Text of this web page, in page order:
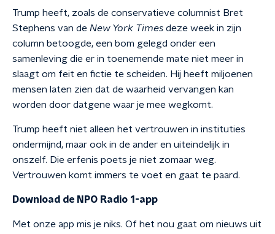
Trump heeft, zoals de conservatieve columnist Bret
Stephens van de New York Times deze week in zijn
column betoogde, een bom gelegd onder een
samenleving die er in toenemende mate niet meer in
slaagt om feit en fictie te scheiden. Hij heeft miljoenen
mensen laten zien dat de waarheid vervangen kan
worden door datgene waar je mee wegkomt.
Trump heeft niet alleen het vertrouwen in instituties
ondermijnd, maar ook in de ander en uiteindelijk in
onszelf. Die erfenis poets je niet zomaar weg.
Vertrouwen komt immers te voet en gaat te paard.
Download de NPO Radio 1-app
Met onze app mis je niks. Of het nou gaat om nieuws uit